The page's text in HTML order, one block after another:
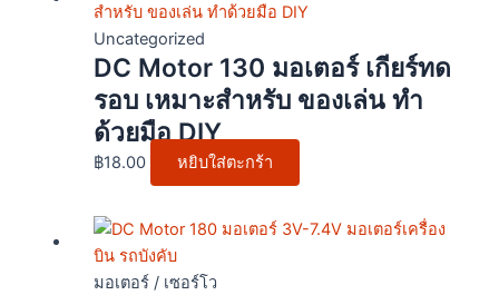
be
on
the
page
Uncategorized
DC Motor 130 มอเตอร์ เกียร์ทด
รอบ เหมาะสำหรับ ของเล่น ทำ
ด้วยมือ DIY
฿18.00 หยิบใส่ตะกร้า
มอเตอร์ / เซอร์โว